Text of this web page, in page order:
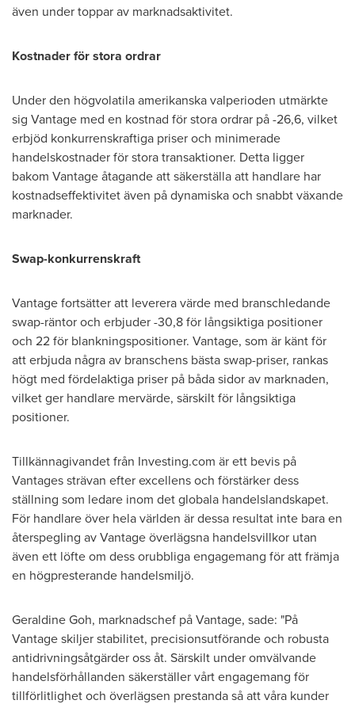
även under toppar av marknadsaktivitet.
Kostnader för stora ordrar
Under den högvolatila amerikanska valperioden utmärkte
sig Vantage med en kostnad för stora ordrar på -26,6, vilket
erbjöd konkurrenskraftiga priser och minimerade
handelskostnader för stora transaktioner. Detta ligger
bakom Vantage åtagande att säkerställa att handlare har
kostnadseffektivitet även på dynamiska och snabbt växande
marknader.
Swap-konkurrenskraft
Vantage fortsätter att leverera värde med branschledande
swap-räntor och erbjuder -30,8 för långsiktiga positioner
och 22 för blankningspositioner. Vantage, som är känt för
att erbjuda några av branschens bästa swap-priser, rankas
högt med fördelaktiga priser på båda sidor av marknaden,
vilket ger handlare mervärde, särskilt för långsiktiga
positioner.
Tillkännagivandet från Investing.com är ett bevis på
Vantages strävan efter excellens och förstärker dess
ställning som ledare inom det globala handelslandskapet.
För handlare över hela världen är dessa resultat inte bara en
återspegling av Vantage överlägsna handelsvillkor utan
även ett löfte om dess orubbliga engagemang för att främja
en högpresterande handelsmiljö.
Geraldine Goh, marknadschef på Vantage, sade: "På
Vantage skiljer stabilitet, precisionsutförande och robusta
antidrivningsåtgärder oss åt. Särskilt under omvälvande
handelsförhållanden säkerställer vårt engagemang för
tillförlitlighet och överlägsen prestanda så att våra kunder